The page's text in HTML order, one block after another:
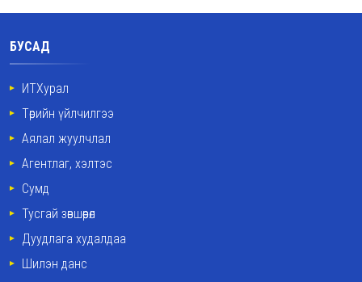
БУСАД
ИТХурал
Төрийн үйлчилгээ
Аялал жуулчлал
Агентлаг, хэлтэс
Сумд
Тусгай зөвшөөрөл
Дуудлага худалдаа
Шилэн данс